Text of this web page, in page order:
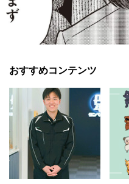
おすすめコンテンツ